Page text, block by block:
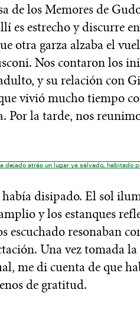
de los Memores de
estrecho y discurre
otra garza alzaba el
Nos contaron los
y su relación con
vivió mucho tiempo
Por la tarde, nos
dejado atrás un lugar ya salvado, habitado
disipado. El sol
y los estanques
escuchado resonaban
Una vez tomada
me di cuenta de que
de gratitud.